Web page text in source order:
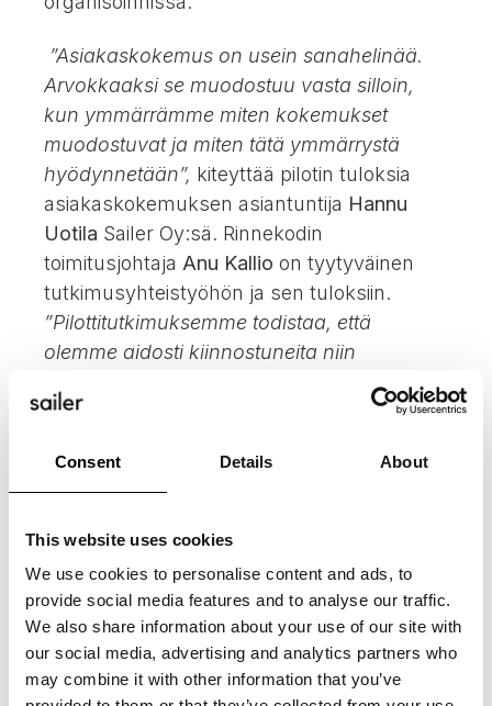
Consent Details About
This website uses cookies
We use cookies to personalise content and ads, to
provide social media features and to analyse our traffic.
We also share information about your use of our site with
our social media, advertising and analytics partners who
may combine it with other information that you’ve
”Asiakaskokemus on usein sanahelinää.
Arvokkaaksi se muodostuu vasta silloin,
kun ymmärrämme miten kokemukset
muodostuvat ja miten tätä ymmärrystä
hyödynnetään”, kiteyttää pilotin tuloksia
asiakaskokemuksen asiantuntija Hannu
Uotila Sailer Oy:sä. Rinnekodin
toimitusjohtaja Anu Kallio on tyytyväinen
tutkimusyhteistyöhön ja sen tuloksiin.
”Pilottitutkimuksemme todistaa, että
olemme aidosti kiinnostuneita niin
asiakkaidemme kuin henkilökuntamme
hyvinvoinnista. Tutkimustulokset ovat
tulosten perusteella tehtävät muutokset
työympäristöön hyödyttävät koko
työyhteisöä ja asiakkaitamme
HYVINVOINTITEKNOLOGIA